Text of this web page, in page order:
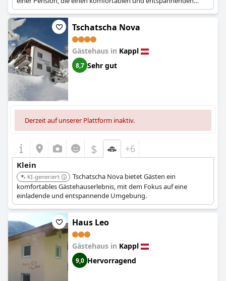
Aufenthalt gewährleistet.
Tschatscha Nova
Gästehaus in Kappl
8,7 Sehr gut
Derzeit auf unserer Plattform inaktiv.
$ +6
Klein
KI-generiert
Tschatscha Nova bietet Gästen ein
komfortables Gästehauserlebnis, mit dem Fokus auf eine
einladende und entspannende Umgebung.
Haus Leo
Gästehaus in Kappl
9,0 Hervorragend